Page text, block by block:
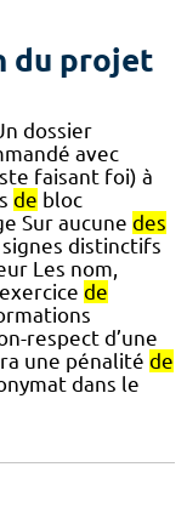
du projet
dossier
avec
faisant foi) à
de bloc
Sur aucune des
signes distinctifs
Les nom,
de
respect d’une
une pénalité de
dans le